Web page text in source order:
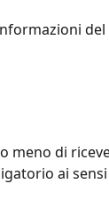
del
meno di
ai sensi